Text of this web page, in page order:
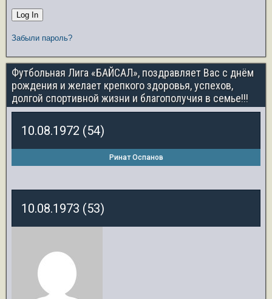
Забыли пароль?
Футбольная Лига «БАЙСАЛ», поздравляет Вас с днём
рождения и желает крепкого здоровья, успехов,
долгой спортивной жизни и благополучия в семье!!!
10.08.1972 (54)
Ринат Оспанов
10.08.1973 (53)